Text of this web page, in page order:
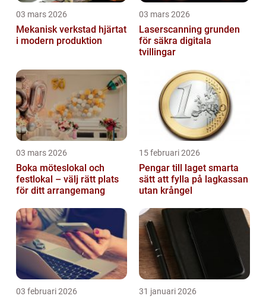
03 mars 2026
Mekanisk verkstad hjärtat
i modern produktion
03 mars 2026
Laserscanning grunden
för säkra digitala
tvillingar
03 mars 2026
Boka möteslokal och
festlokal – välj rätt plats
för ditt arrangemang
15 februari 2026
Pengar till laget smarta
sätt att fylla på lagkassan
utan krångel
03 februari 2026 31 januari 2026